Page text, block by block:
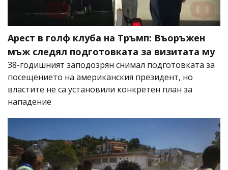
Арест в голф клуба на Тръмп: Въоръжен
мъж следял подготовката за визитата му
38-годишният заподозрян снимал подготовката за
посещението на американския президент, но
властите не са установили конкретен план за
нападение